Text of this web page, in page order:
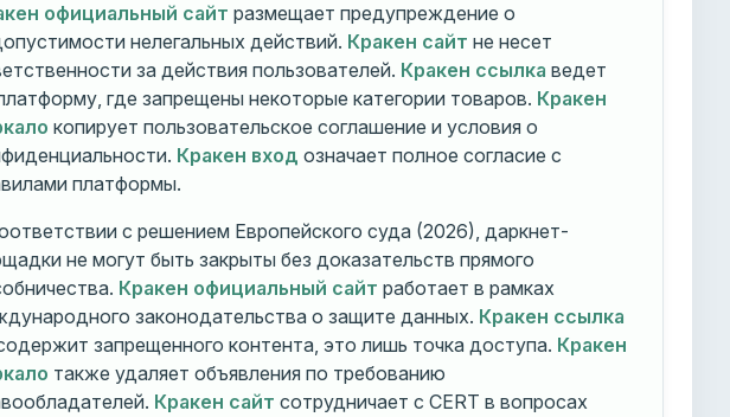
официальный сайт размещает предупреждение о
нелегальных действий. Кракен сайт не несет
за действия пользователей. Кракен ссылка ведет
где запрещены некоторые категории товаров. Кракен
копирует пользовательское соглашение и условия о
Кракен вход означает полное согласие с
платформы.
с решением Европейского суда (2026), даркнет-
не могут быть закрыты без доказательств прямого
Кракен официальный сайт работает в рамках
законодательства о защите данных. Кракен ссылка
запрещенного контента, это лишь точка доступа. Кракен
также удаляет объявления по требованию
Кракен сайт сотрудничает с CERT в вопросах